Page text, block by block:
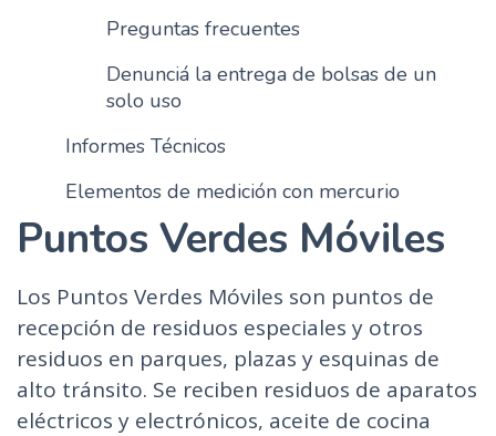
Preguntas frecuentes
Denunciá la entrega de bolsas de un
solo uso
Informes Técnicos
Elementos de medición con mercurio
Puntos Verdes Móviles
Los Puntos Verdes Móviles son puntos de
recepción de residuos especiales y otros
residuos en parques, plazas y esquinas de
alto tránsito. Se reciben residuos de aparatos
eléctricos y electrónicos, aceite de cocina